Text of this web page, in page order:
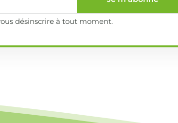
désinscrire à tout moment.